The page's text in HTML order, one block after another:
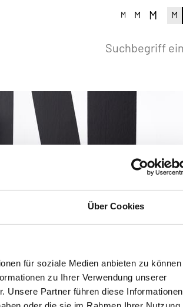
Über Cookies
für soziale Medien anbieten zu können
zu Ihrer Verwendung unserer
Unsere Partner führen diese Informationen
M M M M